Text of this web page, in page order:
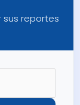
sus reportes